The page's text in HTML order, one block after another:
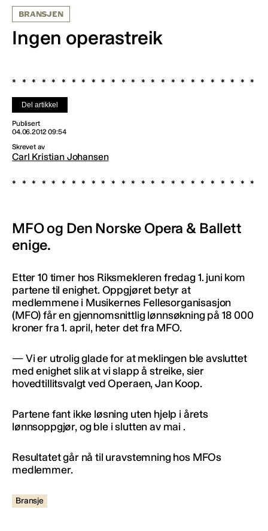
BRANSJEN
Ingen operastreik
Del artikkel
Publisert
04.06.2012 09:54
Skrevet av
Carl Kristian Johansen
MFO og Den Norske Opera & Ballett
enige.
Etter 10 timer hos Riksmekleren fredag 1. juni kom
partene til enighet. Oppgjøret betyr at
medlemmene i Musikernes Fellesorganisasjon
(MFO) får en gjennomsnittlig lønnsøkning på 18 000
kroner fra 1. april, heter det fra MFO.
— Vi er utrolig glade for at meklingen ble avsluttet
med enighet slik at vi slapp å streike, sier
hovedtillitsvalgt ved Operaen, Jan Koop.
Partene fant ikke løsning uten hjelp i årets
lønnsoppgjør, og ble i slutten av mai .
Resultatet går nå til uravstemning hos MFOs
medlemmer.
Bransje